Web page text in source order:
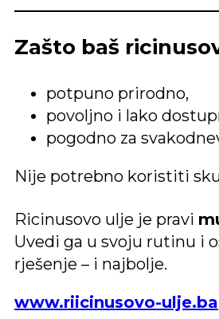
Zašto baš
potpuno prirodno,
povoljno i lako
pogodno za
Nije potrebno koristiti
Ricinusovo ulje je pravi
Uvedi ga u svoju rutinu i
rješenje – i najbolje.
www.riicinusovo-ulje.ba